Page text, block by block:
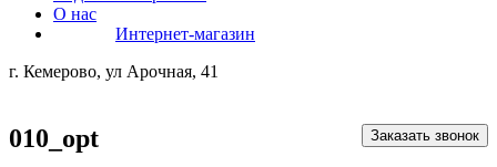
О нас
Интернет-магазин
г. Кемерово, ул Арочная, 41
010_opt Заказать звонок